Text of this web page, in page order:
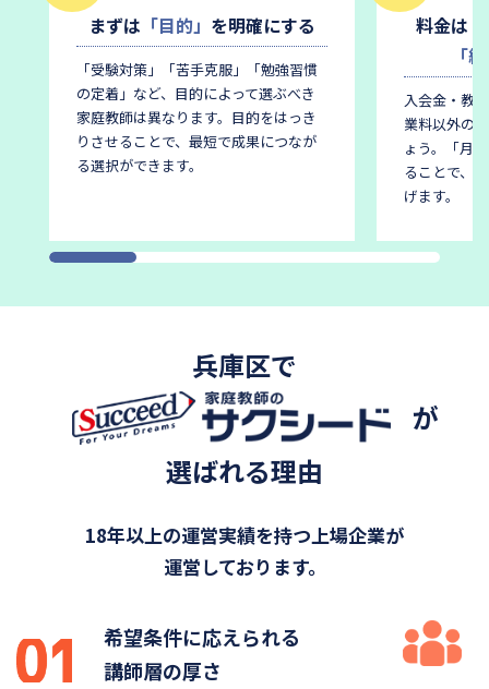
まずは 「目的」 を明確にする
「受験対策」「苦手克服」「勉強習慣
の定着」など、目的によって選ぶべき
家庭教師は異なります。 目的をはっき
りさせることで、最短で成果につなが
る選択ができます。
料金は
「
入会金・教
業料以外の
ょう。
「月
ることで、
げます。
兵庫区で
が
選ばれる理由
18年以上の運営実績を持つ上場企業が
運営しております。
希望条件に応えられる
講師層の厚さ